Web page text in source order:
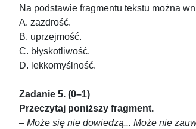
Na podstawie fragmentu tekstu można
A. zazdrość.
B. uprzejmość.
C. błyskotliwość.
D. lekkomyślność.
Zadanie 5. (0–1)
Przeczytaj poniższy fragment.
– Może się nie dowiedzą... Może nie